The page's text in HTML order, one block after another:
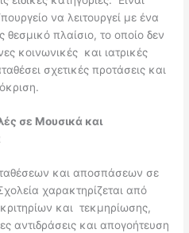
να λειτουργεί με ένα
πλαίσιο, το οποίο δεν
κοινωνικές και ιατρικές
σχετικές προτάσεις και
σε Μουσικά και
και αποσπάσεων σε
χαρακτηρίζεται από
και τεκμηρίωσης,
αντιδράσεις και απογοήτευση